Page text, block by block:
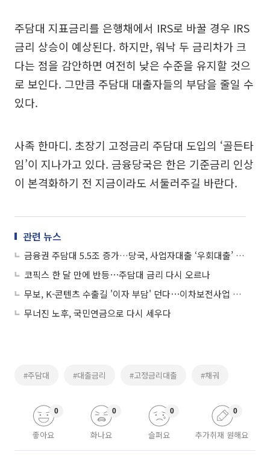
주담대 지표금리를 은행채에서 IRS로 바꿀 경우 IRS
금리 상승이 예상된다. 하지만, 워낙 두 금리차가 크
다는 점을 감안하면 여전히 낮은 수준을 유지할 것으
로 보인다. 그만큼 주담대 대출자들의 부담을 줄일 수
있다.
사족 한마디. 초장기 고정금리 주담대 도입의 ‘골든타
임’이 지나가고 있다. 금융당국은 한은 기준금리 인상
이 본격화하기 전 지금이라도 서둘러주길 바란다.
관련 뉴스
금융권 주담대 5.5조 증가…당국, 사업자대출 ‘우회대출’ 정조준
코픽스 한 달 만에 반등⋯주담대 금리 다시 오르나
무보, K-콘텐츠 수출길 '이자 부담' 던다⋯이차보전사업 1호 지원 개시
무너진 노후, 국민연금으로 다시 세우다
#주담대 #대출금리 #고정금리대출 #채궈
좋아요
0
화나요
0
슬퍼요
0
추가취재 원해요
0